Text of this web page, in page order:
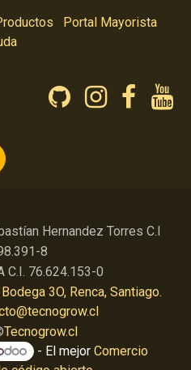
Portal Mayorista
Hernandez Torres C.I
8
C.I. 76.624.153-0
3O, Renca, Santiago.
Tecnogrow.cl
- El mejor Comercio